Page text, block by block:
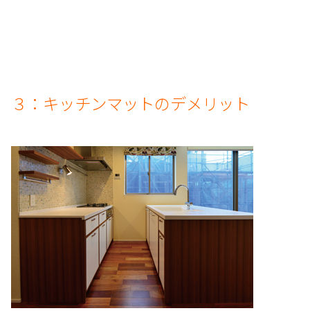
３：キッチンマットのデメリット